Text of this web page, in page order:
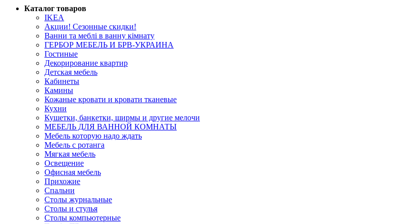
Каталог товаров
IKEA
Акции! Сезонные скидки!
Ванни та меблі в ванну кімнату
ГЕРБОР МЕБЕЛЬ И БРВ-УКРАИНА
Гостиные
Декорирование квартир
Детская мебель
Кабинеты
Камины
Кожаные кровати и кровати тканевые
Кухни
Кушетки, банкетки, ширмы и другие мелочи
МЕБЕЛЬ ДЛЯ ВАННОЙ КОМНАТЫ
Мебель которую надо ждать
Мебель с ротанга
Мягкая мебель
Освещение
Офисная мебель
Прихожие
Спальни
Столы журнальные
Столы и стулья
Столы компьютерные